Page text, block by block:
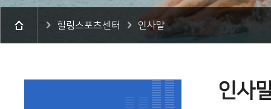
힐링스포츠센터 인사말
인사